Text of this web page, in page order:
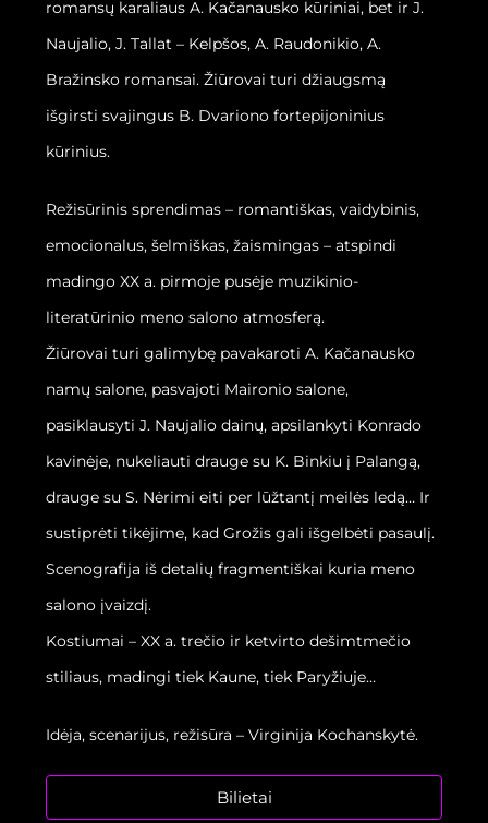
romansų karaliaus A. Kačanausko kūriniai, bet ir J.
Naujalio, J. Tallat – Kelpšos, A. Raudonikio, A.
Bražinsko romansai. Žiūrovai turi džiaugsmą
išgirsti svajingus B. Dvariono fortepijoninius
kūrinius.
Režisūrinis sprendimas – romantiškas, vaidybinis,
emocionalus, šelmiškas, žaismingas – atspindi
madingo XX a. pirmoje pusėje muzikinio-
literatūrinio meno salono atmosferą.
Žiūrovai turi galimybę pavakaroti A. Kačanausko
namų salone, pasvajoti Maironio salone,
pasiklausyti J. Naujalio dainų, apsilankyti Konrado
kavinėje, nukeliauti drauge su K. Binkiu į Palangą,
drauge su S. Nėrimi eiti per lūžtantį meilės ledą… Ir
sustiprėti tikėjime, kad Grožis gali išgelbėti pasaulį.
Scenografija iš detalių fragmentiškai kuria meno
salono įvaizdį.
Kostiumai – XX a. trečio ir ketvirto dešimtmečio
stiliaus, madingi tiek Kaune, tiek Paryžiuje…
Idėja, scenarijus, režisūra – Virginija Kochanskytė.
Bilietai